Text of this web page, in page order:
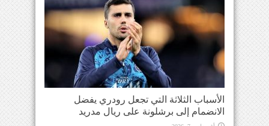
الأسباب الثلاثة التي تجعل رودري يفضل
الانضمام إلى برشلونة على ريال مدريد